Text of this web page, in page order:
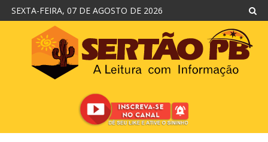
SEXTA-FEIRA, 07 DE AGOSTO DE 2026